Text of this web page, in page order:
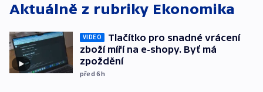
Aktuálně z rubriky Ekonomika
VIDEO
Tlačítko pro snadné vrácení
zboží míří na e-shopy. Byť má
zpoždění
před 6h